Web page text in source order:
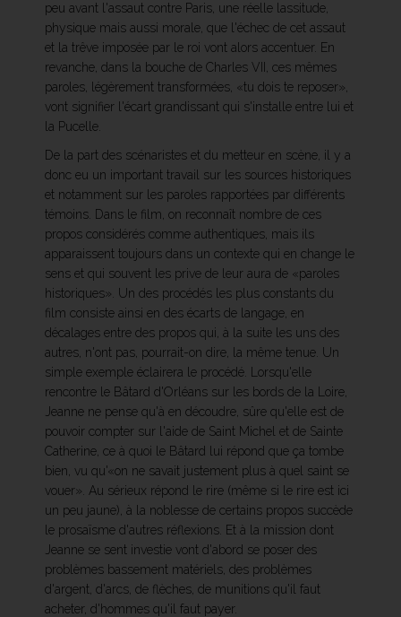
peu avant l'assaut contre Paris, une réelle lassitude,
physique mais aussi morale, que l'échec de cet assaut
et la trêve imposée par le roi vont alors accentuer. En
revanche, dans la bouche de Charles VII, ces mêmes
paroles, légèrement transformées, «tu dois te reposer»,
vont signifier l'écart grandissant qui s'installe entre lui et
la Pucelle.
De la part des scénaristes et du metteur en scène, il y a
donc eu un important travail sur les sources historiques
et notamment sur les paroles rapportées par différents
témoins. Dans le film, on reconnaît nombre de ces
propos considérés comme authentiques, mais ils
apparaissent toujours dans un contexte qui en change le
sens et qui souvent les prive de leur aura de «paroles
historiques». Un des procédés les plus constants du
film consiste ainsi en des écarts de langage, en
décalages entre des propos qui, à la suite les uns des
autres, n'ont pas, pourrait-on dire, la même tenue. Un
simple exemple éclairera le procédé. Lorsqu'elle
rencontre le Bâtard d'Orléans sur les bords de la Loire,
Jeanne ne pense qu'à en découdre, sûre qu'elle est de
pouvoir compter sur l'aide de Saint Michel et de Sainte
Catherine, ce à quoi le Bâtard lui répond que ça tombe
bien, vu qu'«on ne savait justement plus à quel saint se
vouer». Au sérieux répond le rire (même si le rire est ici
un peu jaune), à la noblesse de certains propos succède
le prosaïsme d'autres réflexions. Et à la mission dont
Jeanne se sent investie vont d'abord se poser des
problèmes bassement matériels, des problèmes
d'argent, d'arcs, de flèches, de munitions qu'il faut
acheter, d'hommes qu'il faut payer.